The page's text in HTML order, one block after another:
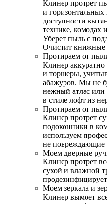
Клинер протрет
и горизонтальных
доступности
технике, комодах
Уберет пыль с
Очистит книжные
Протираем от
Клинер аккуратно
и торшеры,
абажуров. Мы не
нежный атлас или
в стиле лофт из
Протираем от
Клинер протрет
подоконники в
используем
не повреждающие
Моем дверные
Клинер протрет
сухой и влажной
Моем зеркала и
Клинер вымоет